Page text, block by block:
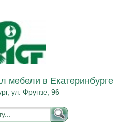
мебели в Екатеринбурге
ул. Фрунзе, 96